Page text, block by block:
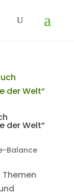
der Welt“
Balance